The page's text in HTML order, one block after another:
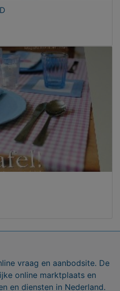
vraag en aanbodsite. De
online marktplaats en
en diensten in Nederland.